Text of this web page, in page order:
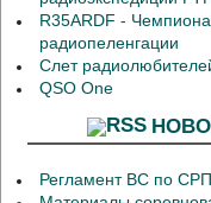
R35ARDF -
радиопеленгации
Слет
QSO One
Регламент ВС по